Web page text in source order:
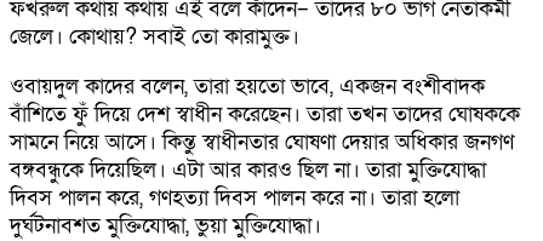
ফখরুল কথায় কথায় এই বলে কাঁদেন– তাদের ৮০ ভাগ নেতাকর্মী
জেলে। কোথায়? সবাই তো কারামুক্ত।
ওবায়দুল কাদের বলেন, তারা হয়তো ভাবে, একজন বংশীবাদক
বাঁশিতে ফুঁ দিয়ে দেশ স্বাধীন করেছেন। তারা তখন তাদের ঘোষককে
সামনে নিয়ে আসে। কিন্তু স্বাধীনতার ঘোষণা দেয়ার অধিকার জনগণ
বঙ্গবন্ধুকে দিয়েছিল। এটা আর কারও ছিল না। তারা মুক্তিযোদ্ধা
দিবস পালন করে, গণহত্যা দিবস পালন করে না। তারা হলো
দুর্ঘটনাবশত মুক্তিযোদ্ধা, ভুয়া মুক্তিযোদ্ধা।